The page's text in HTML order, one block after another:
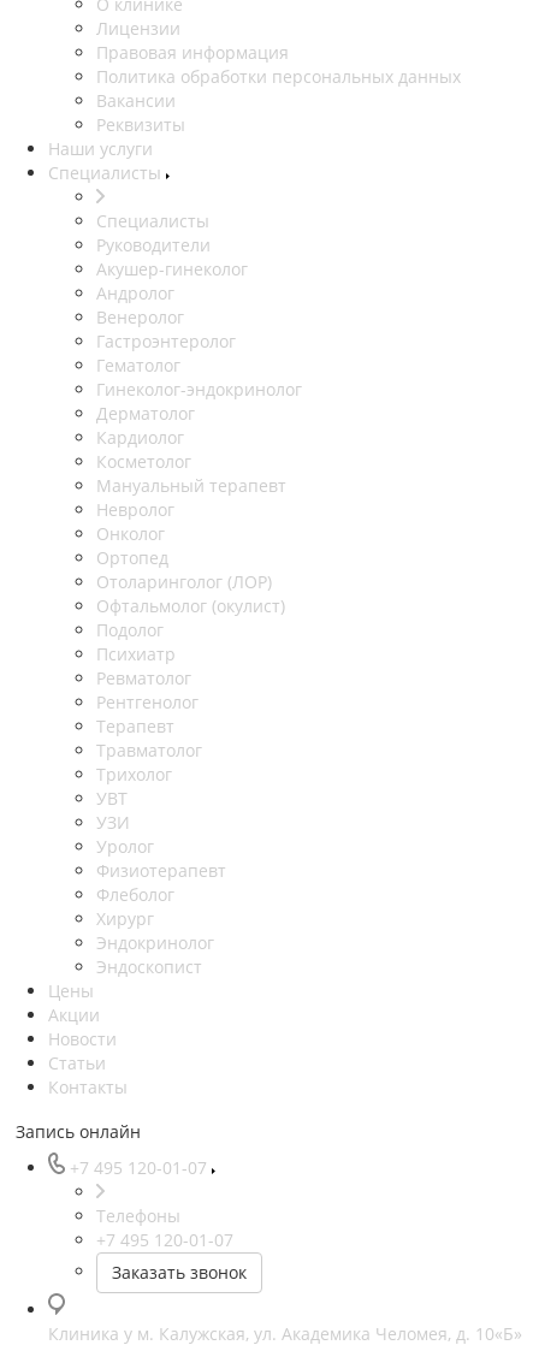
Лицензии
Правовая информация
Политика обработки персональных данных
Вакансии
Реквизиты
Наши услуги
Специалисты
Специалисты
Руководители
Акушер-гинеколог
Андролог
Венеролог
Гастроэнтеролог
Гематолог
Гинеколог-эндокринолог
Дерматолог
Кардиолог
Косметолог
Мануальный терапевт
Невролог
Онколог
Ортопед
Отоларинголог (ЛОР)
Офтальмолог (окулист)
Подолог
Психиатр
Ревматолог
Рентгенолог
Терапевт
Травматолог
Трихолог
УВТ
УЗИ
Уролог
Физиотерапевт
Флеболог
Хирург
Эндокринолог
Эндоскопист
Цены
Акции
Новости
Статьи
Контакты
Запись онлайн
+7 495 120-01-07
Телефоны
+7 495 120-01-07
Заказать звонок
Клиника у м. Калужская, ул. Академика Челомея, д. 10«Б»